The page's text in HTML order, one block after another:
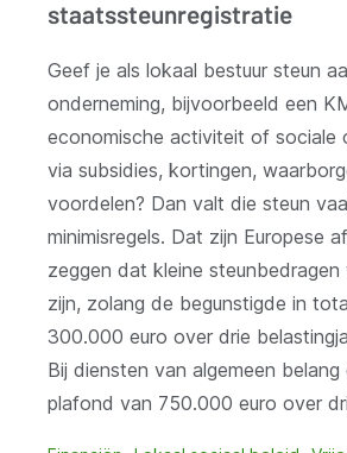
staatssteunregistratie
Geef je als lokaal bestuur steun
onderneming, bijvoorbeeld een
economische activiteit of sociale
via subsidies, kortingen,
voordelen? Dan valt die steun
minimisregels. Dat zijn Europese
zeggen dat kleine
zijn, zolang de begunstigde in
300.000 euro over drie
Bij diensten van algemeen belang
plafond van 750.000 euro over